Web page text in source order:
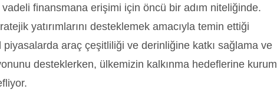
finansmana erişimi için öncü bir adım niteliğinde.
yatırımlarını desteklemek amacıyla temin ettiği
piyasalarda araç çeşitliliği ve derinliğine katkı sağlama ve
desteklerken, ülkemizin kalkınma hedeflerine kurum